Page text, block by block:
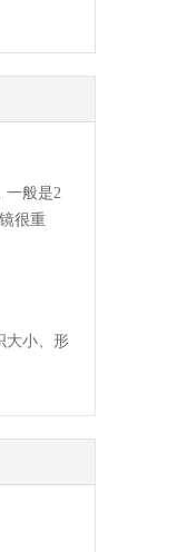
一般是2
很重
大小、形